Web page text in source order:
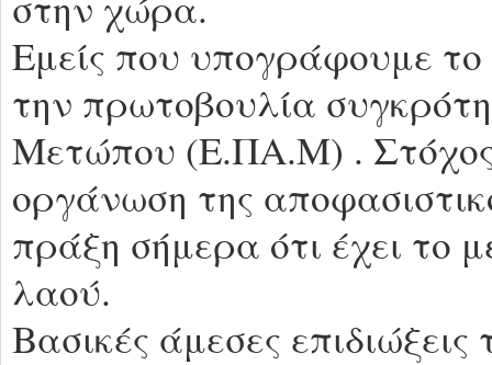
Εμείς που υπογράφουμε
την πρωτοβουλία
Μετώπου (Ε.ΠΑ.Μ) . Στόχος
οργάνωση της
πράξη σήμερα ότι έχει το
λαού.
Βασικές άμεσες